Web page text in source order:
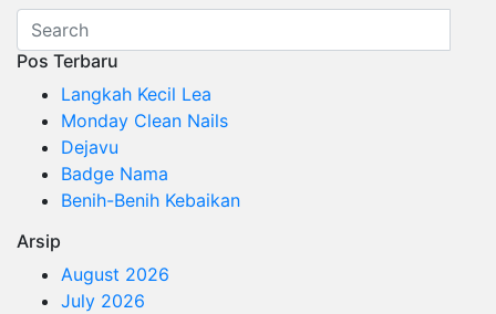
Pos Terbaru
Langkah Kecil Lea
Monday Clean Nails
Dejavu
Badge Nama
Benih-Benih Kebaikan
Arsip
August 2026
July 2026